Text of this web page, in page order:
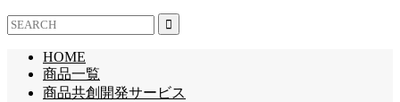
HOME
商品一覧
商品共創開発サービス